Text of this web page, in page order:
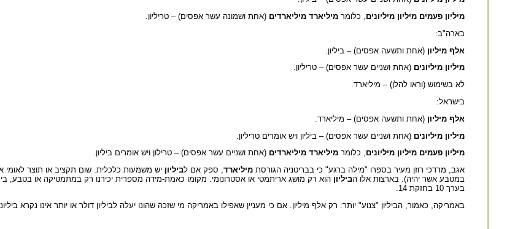
מיליון פעמים מיליון מיליונים , כלומר מיליארד מיליארדים (אחת ושמונה עשר אפסים) – טריליון.
בארה"ב:
אלף מיליון (אחת ותשעה אפסים) – ביליון.
מיליון מיליונים (אחת ושניים עשר אפסים) – טריליון.
לא בשימוש (וראו להלן) – מיליארד.
בישראל:
אלף מיליון (אחת ותשעה אפסים) – מיליארד.
מיליון מיליונים (אחת ושניים עשר אפסים) – ביליון ויש אומרים טריליון.
מיליון פעמים מיליון מיליונים, כלומר מיליארד מיליארדים (אחת ושניים עשר אפסים) – טרילון ויש אומרים ביליון.
אגב, מרדכי רוזן מעיר בספרו "מילה ברגע" כי בבריטניה הגורסת מיליארד, ספק אם לביליון יש משמעות כלכלית. שום תקציב או תוצר לאומי
במטבע אשר יהיה). בארצות אלו הביליון הוא רק מושג אריתמטי או אסטרונומי. מקומו כאמת-מידה מספרית יכירנו רק במתמטיקה או בטבע,
בערך 10 בחזקת 14.
באמריקה, כאמור, הביליון "צנוע" יותר: רק אלף מיליון. אם כי מעניין שאפילו באמריקה מי שזכה שהונו יעלה לביליון דולר או יותר אינו נקרא